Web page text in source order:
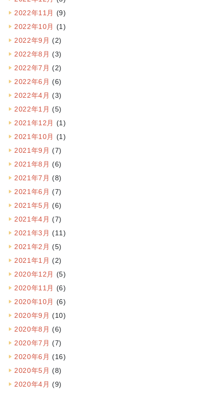
2022年11月 (9)
2022年10月 (1)
2022年9月 (2)
2022年8月 (3)
2022年7月 (2)
2022年6月 (6)
2022年4月 (3)
2022年1月 (5)
2021年12月 (1)
2021年10月 (1)
2021年9月 (7)
2021年8月 (6)
2021年7月 (8)
2021年6月 (7)
2021年5月 (6)
2021年4月 (7)
2021年3月 (11)
2021年2月 (5)
2021年1月 (2)
2020年12月 (5)
2020年11月 (6)
2020年10月 (6)
2020年9月 (10)
2020年8月 (6)
2020年7月 (7)
2020年6月 (16)
2020年5月 (8)
2020年4月 (9)